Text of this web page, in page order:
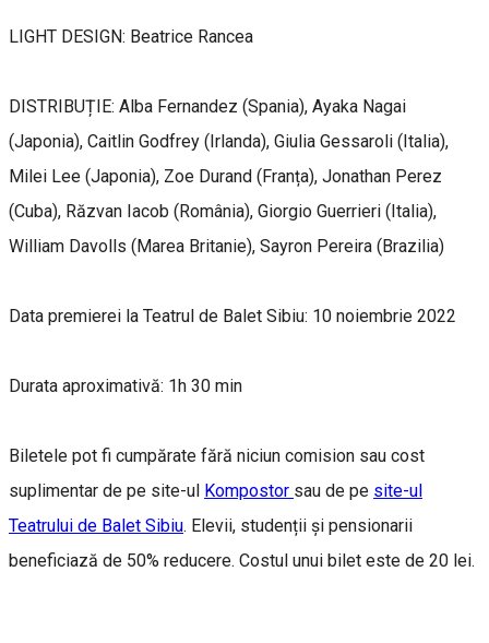
LIGHT DESIGN: Beatrice Rancea
DISTRIBUȚIE: Alba Fernandez (Spania), Ayaka Nagai
(Japonia), Caitlin Godfrey (Irlanda), Giulia Gessaroli (Italia),
Milei Lee (Japonia), Zoe Durand (Franța), Jonathan Perez
(Cuba), Răzvan Iacob (România), Giorgio Guerrieri (Italia),
William Davolls (Marea Britanie), Sayron Pereira (Brazilia)
Data premierei la Teatrul de Balet Sibiu: 10 noiembrie 2022
Durata aproximativă: 1h 30 min
Biletele pot fi cumpărate fără niciun comision sau cost
suplimentar de pe site-ul Kompostor sau de pe site-ul
Teatrului de Balet Sibiu. Elevii, studenții și pensionarii
beneficiază de 50% reducere. Costul unui bilet este de 20 lei.